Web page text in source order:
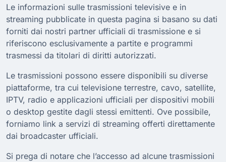
Le informazioni sulle trasmissioni televisive e in
streaming pubblicate in questa pagina si basano su dati
forniti dai nostri partner ufficiali di trasmissione e si
riferiscono esclusivamente a partite e programmi
trasmessi da titolari di diritti autorizzati.
Le trasmissioni possono essere disponibili su diverse
piattaforme, tra cui televisione terrestre, cavo, satellite,
IPTV, radio e applicazioni ufficiali per dispositivi mobili
o desktop gestite dagli stessi emittenti. Ove possibile,
forniamo link a servizi di streaming offerti direttamente
dai broadcaster ufficiali.
Si prega di notare che l’accesso ad alcune trasmissioni